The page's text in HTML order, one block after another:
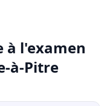
à l'examen
à-Pitre